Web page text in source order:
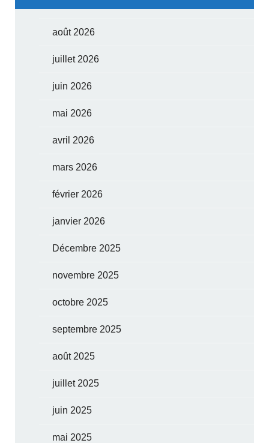
août 2026
juillet 2026
juin 2026
mai 2026
avril 2026
mars 2026
février 2026
janvier 2026
Décembre 2025
novembre 2025
octobre 2025
septembre 2025
août 2025
juillet 2025
juin 2025
mai 2025